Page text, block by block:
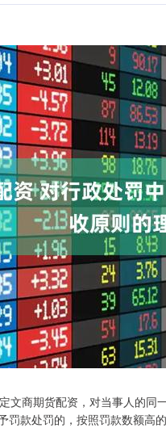
文商期货配资，对当事人的同
罚款处罚的，按照罚款数额高
39.68 1.02%